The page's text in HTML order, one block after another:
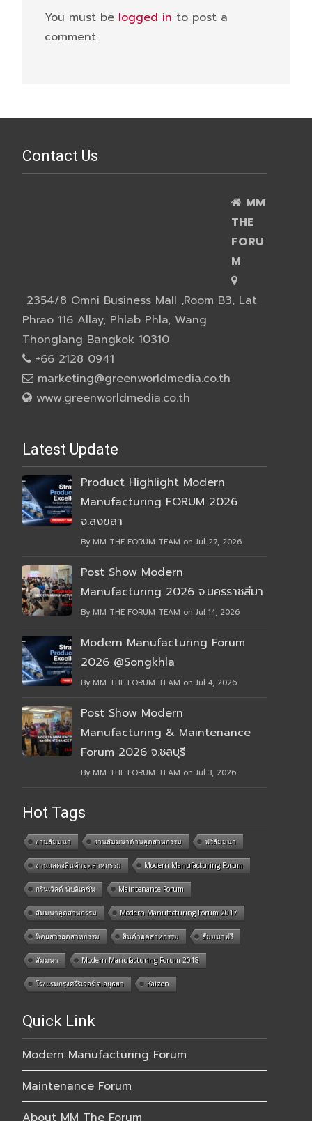
You must be logged in to post a
comment.
Contact Us
MM
THE
FORU
M
2354/8 Omni Business Mall ,Room B3, Lat
Phrao 116 Allay, Phlab Phla, Wang
Thonglang Bangkok 10310
+66 2128 0941
marketing@greenworldmedia.co.th
www.greenworldmedia.co.th
Latest Update
Product Highlight Modern
Manufacturing FORUM 2026
จ.สงขลา
By MM THE FORUM TEAM on Jul 27, 2026
Post Show Modern
Manufacturing 2026 จ.นครราชสีมา
By MM THE FORUM TEAM on Jul 14, 2026
Modern Manufacturing Forum
2026 @Songkhla
By MM THE FORUM TEAM on Jul 4, 2026
Post Show Modern
Manufacturing & Maintenance
Forum 2026 จ.ชลบุรี
By MM THE FORUM TEAM on Jul 3, 2026
Hot Tags
งานสัมมนา งานสัมมนาด้านอุตสาหกรรม ฟรีสัมมนา
งานแสดงสินค้าอุตสาหกรรม Modern Manufacturing Forum
กรีนเวิลด์ พับลิเคชั่น Maintenance Forum
สัมมนาอุตสาหกรรม Modern Manufacturing Forum 2017
นิตยสารอุตสาหกรรม สินค้าอุตสาหกรรม สัมมนาฟรี
สัมมนา Modern Manufacturing Forum 2018
โรงแรมกรุงศรีริเวอร์ จ.อยุธยา Kaizen
Quick Link
Modern Manufacturing Forum
Maintenance Forum